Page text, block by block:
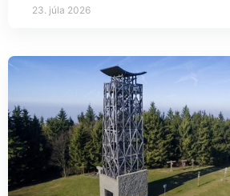
23. júla 2026